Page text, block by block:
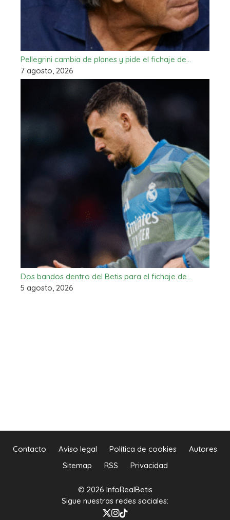
Pellegrini cambia de planes y pide el fichaje de…
7 agosto, 2026
Dos bandos dentro del Betis para el fichaje de…
5 agosto, 2026
Contacto Aviso legal Política de cookies
Autores
Sitemap
RSS Privacidad
© 2026 InfoRealBetis
Sigue nuestras redes sociales: